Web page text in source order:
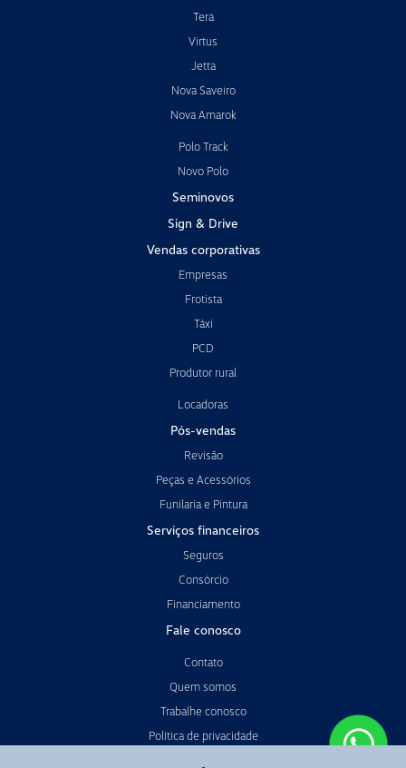
Tera
Virtus
Jetta
Nova Saveiro
Nova Amarok
Polo Track
Novo Polo
Seminovos
Sign & Drive
Vendas corporativas
Empresas
Frotista
Táxi
PCD
Produtor rural
Locadoras
Pós-vendas
Revisão
Peças e Acessórios
Funilaria e Pintura
Serviços financeiros
Seguros
Consórcio
Financiamento
Fale conosco
Contato
Quem somos
Trabalhe conosco
Política de privacidade